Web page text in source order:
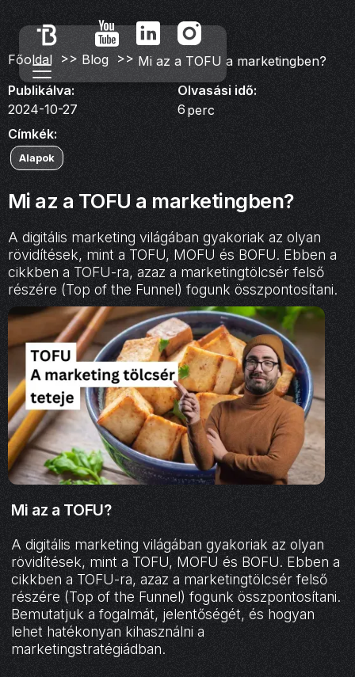
Főoldal >> Blog >> Mi az a TOFU a marketingben?
Publikálva:
2024-10-27
Olvasási idő:
6 perc
Címkék:
Alapok
Mi az a TOFU a marketingben?
A digitális marketing világában gyakoriak az olyan
rövidítések, mint a TOFU, MOFU és BOFU. Ebben a
cikkben a TOFU-ra, azaz a marketingtölcsér felső
részére (Top of the Funnel) fogunk összpontosítani.
Mi az a TOFU?
A digitális marketing világában gyakoriak az olyan
rövidítések, mint a TOFU, MOFU és BOFU. Ebben a
cikkben a TOFU-ra, azaz a marketingtölcsér felső
részére (Top of the Funnel) fogunk összpontosítani.
Bemutatjuk a fogalmát, jelentőségét, és hogyan
lehet hatékonyan kihasználni a
marketingstratégiádban.